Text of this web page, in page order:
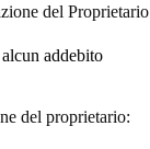
del Proprietario
addebito
del proprietario: